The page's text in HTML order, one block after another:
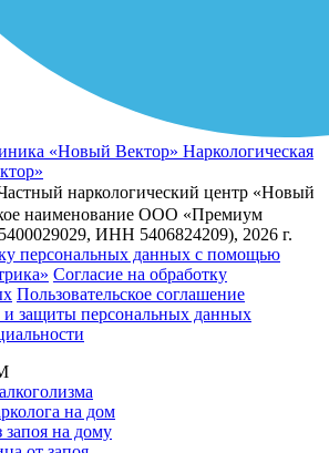
«Новый Вектор» Наркологическая
наркологический центр «Новый
наименование ООО «Премиум
ИНН 5406824209), 2026 г.
персональных данных с помощью
Согласие на обработку
Пользовательское соглашение
и защиты персональных данных
на дом
на дому